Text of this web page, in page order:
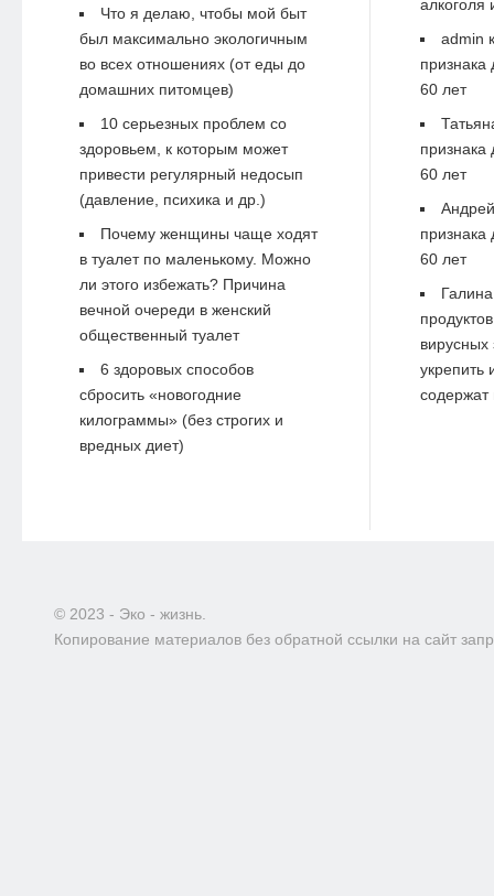
Что я делаю, чтобы мой быт
был максимально экологичным
во всех отношениях (от еды до
домашних питомцев)
10 серьезных проблем со
здоровьем, к которым может
привести регулярный недосып
(давление, психика и др.)
Почему женщины чаще ходят
в туалет по маленькому. Можно
ли этого избежать? Причина
вечной очереди в женский
общественный туалет
6 здоровых способов
сбросить «новогодние
килограммы» (без строгих и
вредных диет)
алкоголя
admin
60 лет
60 лет
Андрей
60 лет
Галина
вирусных
укрепить
содержат
© 2023 - Эко - жизнь.
Копирование материалов без обратной ссылки на сайт